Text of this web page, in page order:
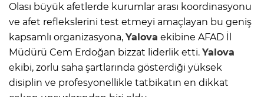
Olası büyük afetlerde kurumlar arası koordinasyonu
ve afet reflekslerini test etmeyi amaçlayan bu geniş
kapsamlı organizasyona, Yalova ekibine AFAD İl
Müdürü Cem Erdoğan bizzat liderlik etti. Yalova
ekibi, zorlu saha şartlarında gösterdiği yüksek
disiplin ve profesyonellikle tatbikatın en dikkat